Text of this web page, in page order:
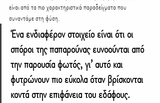
είναι από τα πιο χαρακτηριστικά παραδείγματα που
συναντάμε στη φύση.
Ένα ενδιαφέρον στοιχείο είναι ότι οι
σπόροι της παπαρούνας ευνοούνται από
την παρουσία φωτός, γι’ αυτό και
φυτρώνουν πιο εύκολα όταν βρίσκονται
κοντά στην επιφάνεια του εδάφους.